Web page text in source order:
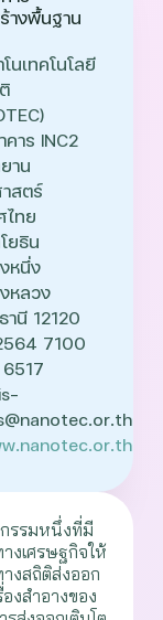
างพื้นฐาน
นเทคโนโลยี
คาร INC2
าน
สตร์
ไทย
ยธิน
หนึ่ง
หลวง
านี 12120
7100
กรรมหนึ่งที่มี
งเศรษฐกิจให้
งสถิติส่งออก
งสำอางของ